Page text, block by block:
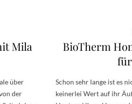
Mila
über
der
BioTherm
Schon sehr lange ist es
keinerlei Wert auf ihr